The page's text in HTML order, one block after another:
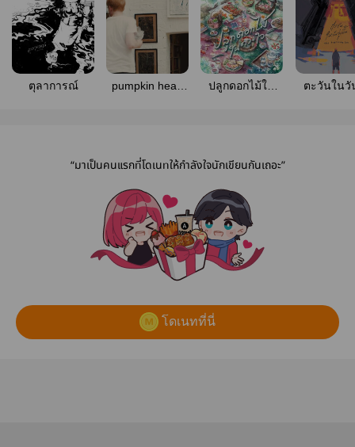
ตุลาการณ์
pumpkin head
ปลูกดอกไม้ใน
ตะวันในวั
“มาเป็นคนแรกที่โดเนทให้กำลังใจนักเขียนกันเถอะ”
โดเนทที่นี่